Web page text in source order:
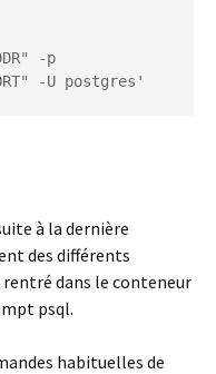
-p
-U postgres'
à la dernière
des différents
dans le conteneur
psql.
habituelles de